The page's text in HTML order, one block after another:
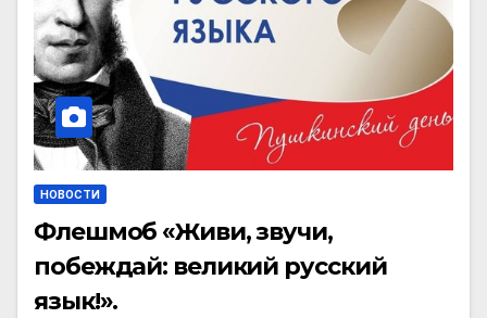
НОВОСТИ
Флешмоб «Живи, звучи,
побеждай: великий русский
язык!».